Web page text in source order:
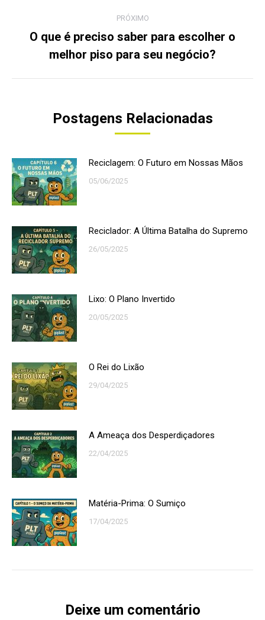
PRÓXIMO
Próximo
post:
O que é preciso saber para escolher o
melhor piso para seu negócio?
Postagens Relacionadas
Reciclagem: O Futuro em Nossas Mãos
05/06/2025
Reciclador: A Última Batalha do Supremo
26/05/2025
Lixo: O Plano Invertido
20/05/2025
O Rei do Lixão
29/04/2025
A Ameaça dos Desperdiçadores
22/04/2025
Matéria-Prima: O Sumiço
17/04/2025
Deixe um comentário